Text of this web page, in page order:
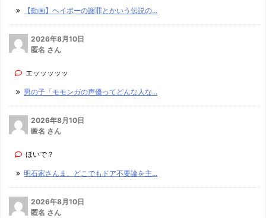
【動画】ヘイポーの謝罪とかいう伝説の...
2026年8月10日
匿名 さん
エッッッッッ
男の子「モモンガの声優ってどんな人な...
2026年8月10日
匿名 さん
ほいで？
明石家さんま、どこでもドア不要論を主...
2026年8月10日
匿名 さん